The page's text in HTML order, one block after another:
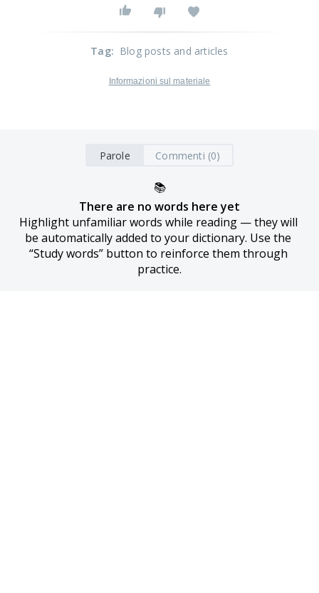
Tag: Blog posts and articles
Informazioni sul materiale
Parole Commenti (0)
📚
There are no words here yet
Highlight unfamiliar words while reading — they will
be automatically added to your dictionary. Use the
“Study words” button to reinforce them through
practice.